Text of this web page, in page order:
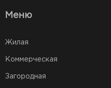
Меню
Жилая
Коммерческая
Загородная